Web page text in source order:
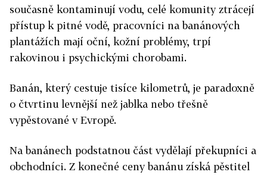
současně kontaminují vodu, celé komunity ztrácejí
přístup k pitné vodě, pracovníci na banánových
plantážích mají oční, kožní problémy, trpí
rakovinou i psychickými chorobami.
Banán, který cestuje tisíce kilometrů, je paradoxně
o čtvrtinu levnější než jablka nebo třešně
vypěstované v Evropě.
Na banánech podstatnou část vydělají překupníci a
obchodníci. Z konečné ceny banánu získá pěstitel